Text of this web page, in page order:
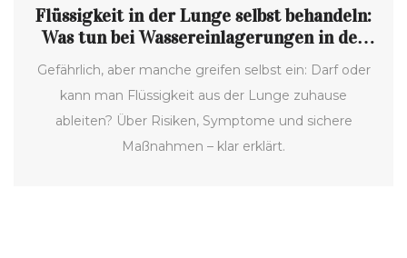
Flüssigkeit in der Lunge selbst behandeln:
Was tun bei Wassereinlagerungen in der
Lunge?
Gefährlich, aber manche greifen selbst ein: Darf oder
kann man Flüssigkeit aus der Lunge zuhause
ableiten? Über Risiken, Symptome und sichere
Maßnahmen – klar erklärt.